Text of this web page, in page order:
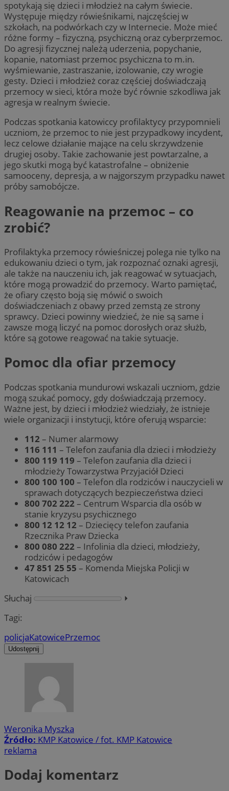
spotykają się dzieci i młodzież na całym świecie.
Występuje między rówieśnikami, najczęściej w
szkołach, na podwórkach czy w Internecie. Może mieć
różne formy – fizyczną, psychiczną oraz cyberprzemoc.
Do agresji fizycznej należą uderzenia, popychanie,
kopanie, natomiast przemoc psychiczna to m.in.
wyśmiewanie, zastraszanie, izolowanie, czy wrogie
gesty. Dzieci i młodzież coraz częściej doświadczają
przemocy w sieci, która może być równie szkodliwa jak
agresja w realnym świecie.
Podczas spotkania katowiccy profilaktycy przypomnieli
uczniom, że przemoc to nie jest przypadkowy incydent,
lecz celowe działanie mające na celu skrzywdzenie
drugiej osoby. Takie zachowanie jest powtarzalne, a
jego skutki mogą być katastrofalne – obniżenie
samooceny, depresja, a w najgorszym przypadku nawet
próby samobójcze.
Reagowanie na przemoc – co
zrobić?
Profilaktyka przemocy rówieśniczej polega nie tylko na
edukowaniu dzieci o tym, jak rozpoznać oznaki agresji,
ale także na nauczeniu ich, jak reagować w sytuacjach,
które mogą prowadzić do przemocy. Warto pamiętać,
że ofiary często boją się mówić o swoich
doświadczeniach z obawy przed zemstą ze strony
sprawcy. Dzieci powinny wiedzieć, że nie są same i
zawsze mogą liczyć na pomoc dorosłych oraz służb,
które są gotowe reagować na takie sytuacje.
Pomoc dla ofiar przemocy
Podczas spotkania mundurowi wskazali uczniom, gdzie
mogą szukać pomocy, gdy doświadczają przemocy.
Ważne jest, by dzieci i młodzież wiedziały, że istnieje
wiele organizacji i instytucji, które oferują wsparcie:
112 – Numer alarmowy
116 111 – Telefon zaufania dla dzieci i młodzieży
800 119 119 – Telefon zaufania dla dzieci i
młodzieży Towarzystwa Przyjaciół Dzieci
800 100 100 – Telefon dla rodziców i nauczycieli w
sprawach dotyczących bezpieczeństwa dzieci
800 702 222 – Centrum Wsparcia dla osób w
stanie kryzysu psychicznego
800 12 12 12 – Dziecięcy telefon zaufania
Rzecznika Praw Dziecka
800 080 222 – Infolinia dla dzieci, młodzieży,
rodziców i pedagogów
47 851 25 55 – Komenda Miejska Policji w
Katowicach
Słuchaj
⏵︎
Tagi:
policjaKatowicePrzemoc
Udostępnij
Weronika Myszka
Źródło: KMP Katowice / fot. KMP Katowice
reklama
Dodaj komentarz